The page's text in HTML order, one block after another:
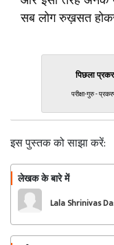
सब लोग रुख़सत
पिछला
परीक्षा-गुरु -
इस पुस्तक को साझा करें:
लेखक के बारे में
Lala Shrinivas